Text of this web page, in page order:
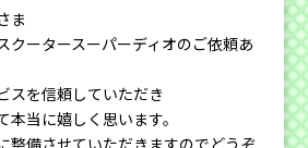
ま
クータースーパーディオのご依頼あ
スを信頼していただき
当に嬉しく思います。
整備させていただきますのでどうぞ